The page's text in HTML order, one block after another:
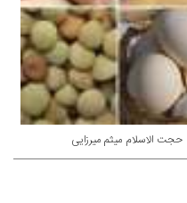
حجت الاسلام میثم میرزایی